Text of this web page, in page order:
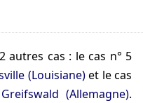
autres cas : le cas n° 5
(Louisiane)et le cas
Greifswald (Allemagne).